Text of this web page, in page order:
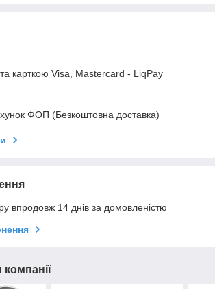
карткою Visa, Mastercard - LiqPay
ФОП (Безкоштовна доставка)
впродовж 14 днів за домовленістю
компанії